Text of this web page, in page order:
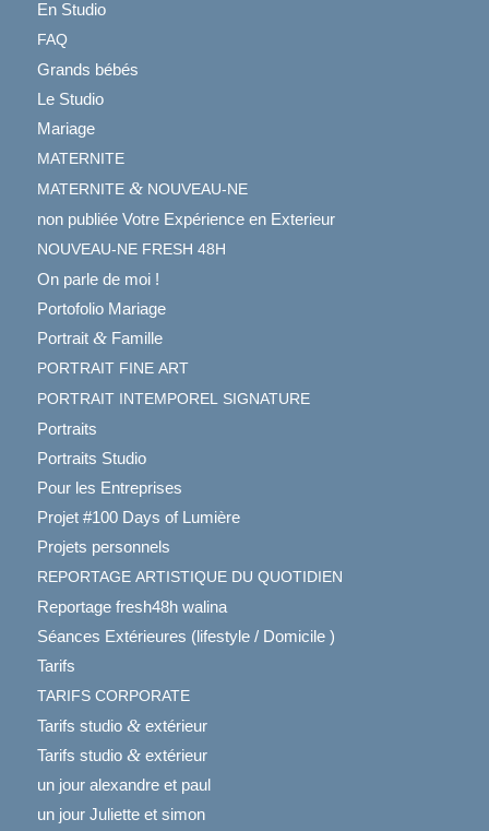
En Studio
FAQ
Grands bébés
Le Studio
Mariage
MATERNITE
MATERNITE & NOUVEAU-NE
non publiée Votre Expérience en Exterieur
NOUVEAU-NE FRESH 48H
On parle de moi !
Portofolio Mariage
Portrait &Famille
PORTRAIT FINE ART
PORTRAIT INTEMPOREL SIGNATURE
Portraits
Portraits Studio
Pour les Entreprises
Projet #100 Days of Lumière
Projets personnels
REPORTAGE ARTISTIQUE DU QUOTIDIEN
Reportage fresh48h walina
Séances Extérieures (lifestyle / Domicile )
Tarifs
TARIFS CORPORATE
Tarifs studio &extérieur
Tarifs studio &extérieur
un jour alexandre et paul
un jour Juliette et simon